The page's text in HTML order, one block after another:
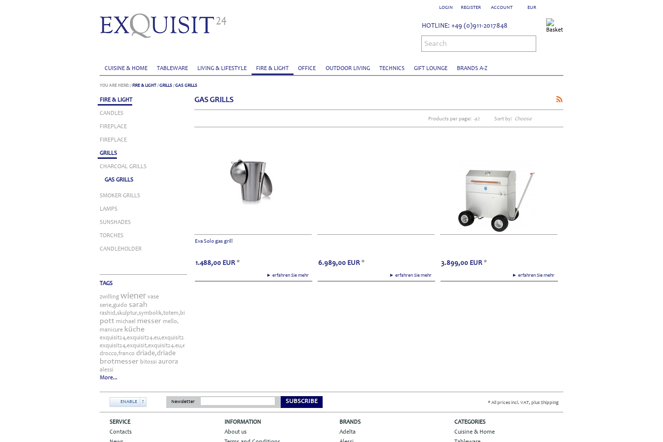
EUR
ACCOUNT
LOGIN REGISTER
CUISINE & HOME TABLEWARE LIVING & LIFESTYLE FIRE & LIGHT OFFICE OUTDOOR LIVING TECHNICS GIFT LOUNGE BRANDS A-Z
HOTLINE: +49 (0)911-2017848
Search
YOU ARE HERE: / FIRE & LIGHT /GRILLS /GAS GRILLS
FIRE & LIGHT
CANDLES
FIREPLACE
FIREPLACE
GRILLS
CHARCOAL GRILLS
GAS GRILLS
SMOKER GRILLS
LAMPS
SUNSHADES
TORCHES
CANDLEHOLDER
TAGS
zwilling wiener vase
serie,guido sarah
rashid,skulptur,symbolik,totem,bitossi
pott michael messer mello,
manicure küche
exquisit24,exquisit24.eu,exquisit24.de,driade,odette,tafelaufsatz,schale,silber
exquisit24,exquisit,exquisit24.eu,exquisit24.de,exquisit24.com,exquisit24.ch,exklusiv,exklusiv24,skulptur,loft,wohnen,garderobe,office,gufram,cactus,kaktus,kleiderständer,multipli
drocco,franco driade,driade
brotmesser bitossi aurora
alessi
More...
GAS GRILLS
Sort by: Choose
Products per page: 42
Eva Solo gas grill
► erfahren Sie mehr
1.488,00 EUR *
► erfahren Sie mehr
6.989,00 EUR *
► erfahren Sie mehr
3.899,00 EUR *
ENABLE ? Newsletter SUBSCRIBE * All prices incl. VAT, plus Shipping
SERVICE
Contacts
INFORMATION
About us
BRANDS
Adelta
CATEGORIES
Cuisine & Home